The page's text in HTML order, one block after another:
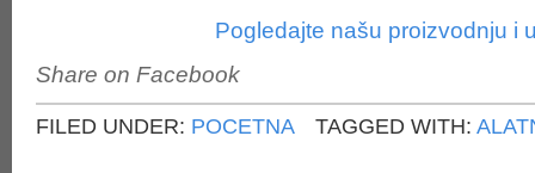
Pogledajte našu proizvodnju i
Share on Facebook
FILED UNDER: POCETNA TAGGED WITH: